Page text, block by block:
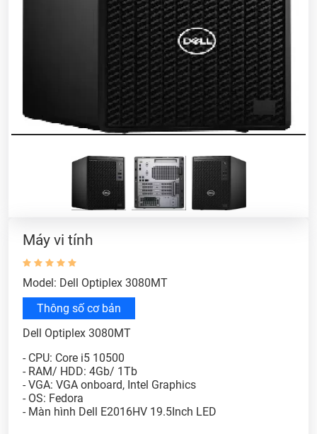
Máy vi tính
Model: Dell Optiplex 3080MT
Thông số cơ bản
Dell Optiplex 3080MT
- CPU: Core i5 10500
- RAM/ HDD: 4Gb/ 1Tb
- VGA: VGA onboard, Intel Graphics
- OS: Fedora
- Màn hình Dell E2016HV 19.5Inch LED